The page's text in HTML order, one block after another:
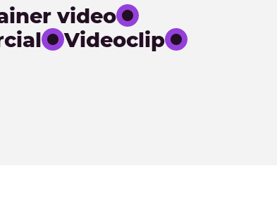
video
Videoclip